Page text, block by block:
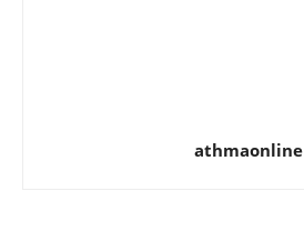
athmaonline